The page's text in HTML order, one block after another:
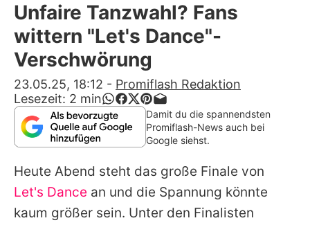
Stars
Filme & Serien
Lifestyle
Familie & Liebe
Promiflash Exklusiv
Alle Themen auf Promiflash
Jobs
Unfaire Tanzwahl? Fans
wittern "Let's Dance"-
Verschwörung
23.05.25, 18:12 - Promiflash Redaktion
Lesezeit: 2 min
Damit du die spannendsten
Promiflash-News auch bei
Google siehst.
Heute Abend steht das große Finale von
Let's Dance an und die Spannung könnte
kaum größer sein. Unter den Finalisten